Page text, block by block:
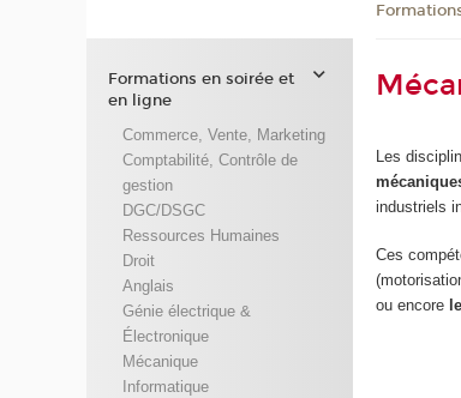
Les
industriels
Ces
ou encore
Formations en soirée et
en ligne
Commerce, Vente, Marketing
Comptabilité, Contrôle de
gestion
DGC/DSGC
Ressources Humaines
Droit
Anglais
Génie électrique &
Électronique
Mécanique
Informatique